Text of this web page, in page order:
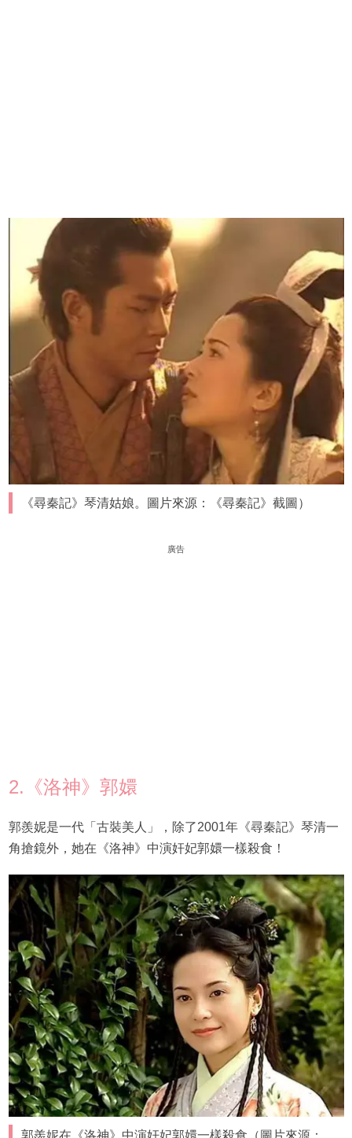
《尋秦記》琴清姑娘。圖片來源：《尋秦記》截圖）
廣告
2.《洛神》郭嬛
郭羨妮是一代「古裝美人」，除了2001年《尋秦記》琴清一
角搶鏡外，她在《洛神》中演奸妃郭嬛一樣殺食！
郭羨妮在《洛神》中演奸妃郭嬛一樣殺食（圖片來源：